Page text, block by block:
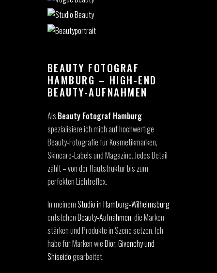
BEAUTY FOTOGRAF
HAMBURG – HIGH-END
BEAUTY-AUFNAHMEN
Als Beauty Fotograf Hamburg
spezialisiere ich mich auf hochwertige
Beauty-Fotografie für Kosmetikmarken,
Skincare-Labels und Magazine. Jedes Detail
zählt – von der Hautstruktur bis zum
perfekten Lichtreflex.
In meinemStudio in Hamburg-Wilhelmsburg
entstehenBeauty-Aufnahmen, die Marken
stärken und Produkte in Szene setzen. Ich
habe für Marken wieDior, Givenchy und
Shiseidogearbeitet.